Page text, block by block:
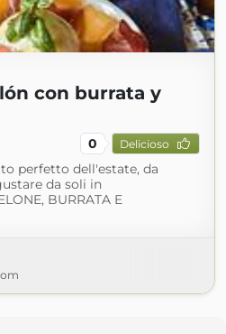
con burrata y
0 Delicioso
perfetto dell'estate, da
da soli in
BURRATA E